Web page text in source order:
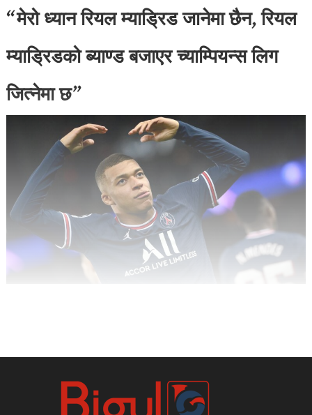
“मेरो ध्यान रियल म्याड्रिड जानेमा छैन, रियल
म्याड्रिडको ब्याण्ड बजाएर च्याम्पियन्स लिग
जित्नेमा छ”